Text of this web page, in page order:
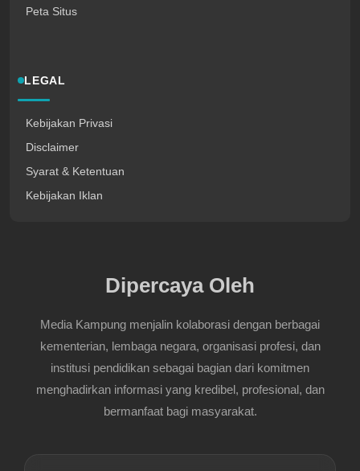
Peta Situs
LEGAL
Kebijakan Privasi
Disclaimer
Syarat & Ketentuan
Kebijakan Iklan
Dipercaya Oleh
Media Kampung menjalin kolaborasi dengan berbagai
kementerian, lembaga negara, organisasi profesi, dan
institusi pendidikan sebagai bagian dari komitmen
menghadirkan informasi yang kredibel, profesional, dan
bermanfaat bagi masyarakat.